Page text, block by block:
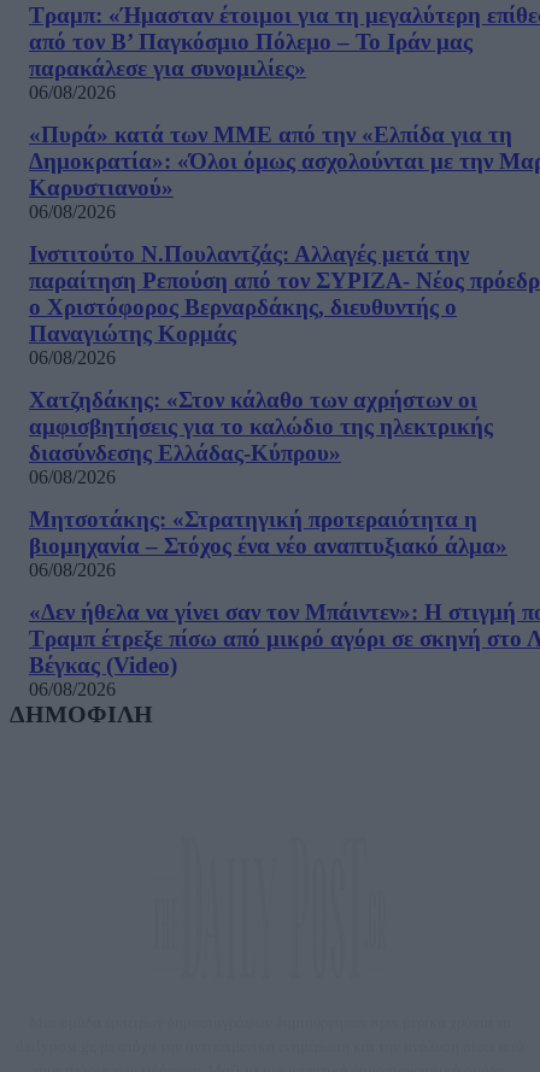
Τραμπ: «Ήμασταν έτοιμοι για τη μεγαλύτερη
από τον Β’ Παγκόσμιο Πόλεμο – Το Ιράν μας
παρακάλεσε για συνομιλίες»
06/08/2026
«Πυρά» κατά των ΜΜΕ από την «Ελπίδα για τη
Δημοκρατία»: «Όλοι όμως ασχολούνται με την
Καρυστιανού»
06/08/2026
Ινστιτούτο Ν.Πουλαντζάς: Αλλαγές μετά την
παραίτηση Ρεπούση από τον ΣΥΡΙΖΑ- Νέος
ο Χριστόφορος Βερναρδάκης, διευθυντής ο
Παναγιώτης Κορμάς
06/08/2026
Χατζηδάκης: «Στον κάλαθο των αχρήστων οι
αμφισβητήσεις για το καλώδιο της ηλεκτρικής
διασύνδεσης Ελλάδας-Κύπρου»
06/08/2026
Μητσοτάκης: «Στρατηγική προτεραιότητα η
βιομηχανία – Στόχος ένα νέο αναπτυξιακό άλμα»
06/08/2026
«Δεν ήθελα να γίνει σαν τον Μπάιντεν»: Η στιγμή
Τραμπ έτρεξε πίσω από μικρό αγόρι σε σκηνή στο
Βέγκας (Video)
06/08/2026
ΔΗΜΟΦΙΛΗ